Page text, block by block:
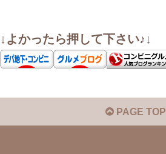
↓よかったら押して下さい♪↓
PAGE TOP